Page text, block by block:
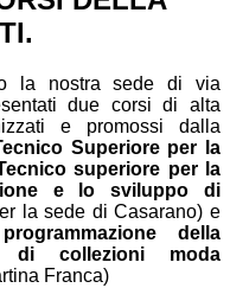
la nostra sede di via
due corsi di alta
e promossi dalla
Superiore per la
superiore per la
e lo sviluppo di
la sede di Casarano) e
della
collezioni moda
Franca)